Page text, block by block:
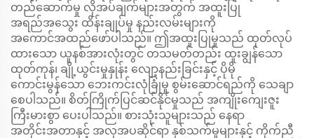
တည်ဆောက်မှု လိုအပ်ချက်များအတွက် အထူးပြု
အရည်အသွေး ထိန်းချုပ်မှု နည်းလမ်းများကို
အကောင်အထည်ဖော်ပါသည်။ ဤအထူးပြုမှုသည် ထုတ်လုပ်
ထားသော ယူနစ်အားလုံးတွင် တသမတ်တည်း ထူးချွန်သော
ထုတ်ကုန်၊ ချို့ယွင်းမှုနှုန်း လျော့နည်းခြင်းနှင့် ပိုမို
ကောင်းမွန်သော ဘေးကင်းလုံခြုံမှု စွမ်းဆောင်ရည်ကို သေချာ
စေပါသည်။ စိတ်ကြိုက်ပြင်ဆင်နိုင်မှုသည် အကျိုးကျေးဇူး
ကြီးမားစွာ ပေးပါသည်။ စားသုံးသူများသည် နေရာ
အတိုင်းအတာနှင့် အလှအပဆိုင်ရာ နှစ်သက်မှုများနှင့် ကိုက်ညီ